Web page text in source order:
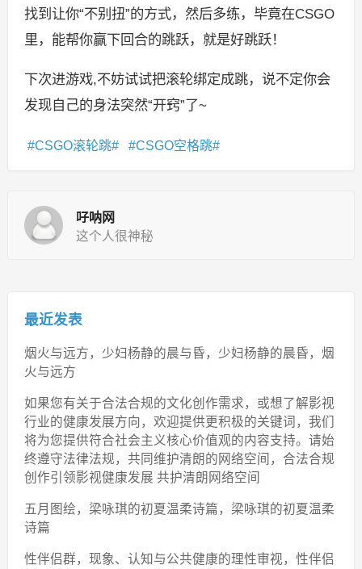
找到让你“不别扭”的方式，然后多练，毕竟在CSGO
里，能帮你赢下回合的跳跃，就是好跳跃！
下次进游戏,不妨试试把滚轮绑定成跳，说不定你会
发现自己的身法突然“开窍”了~
CSGO滚轮跳 CSGO空格跳
吇呐网
这个人很神秘
最近发表
烟火与远方，少妇杨静的晨与昏，少妇杨静的晨昏，烟
火与远方
如果您有关于合法合规的文化创作需求，或想了解影视
行业的健康发展方向，欢迎提供更积极的关键词，我们
将为您提供符合社会主义核心价值观的内容支持。请始
终遵守法律法规，共同维护清朗的网络空间，合法合规
创作引领影视健康发展 共护清朗网络空间
五月图绘，梁咏琪的初夏温柔诗篇，梁咏琪的初夏温柔
诗篇
性伴侣群，现象、认知与公共健康的理性审视，性伴侣